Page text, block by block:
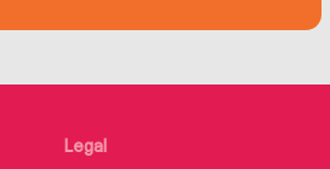
Submarine
funny and a total page-
Legal